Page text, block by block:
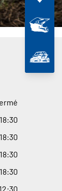
:30
:30
:30
:30
:30